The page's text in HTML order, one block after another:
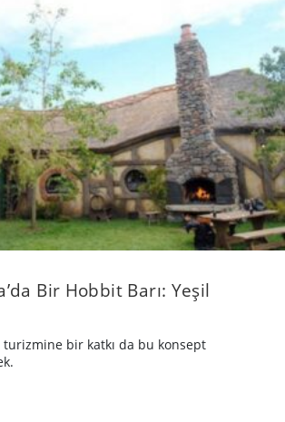
Bir Hobbit Barı: Yeşil
bir katkı da bu konsept